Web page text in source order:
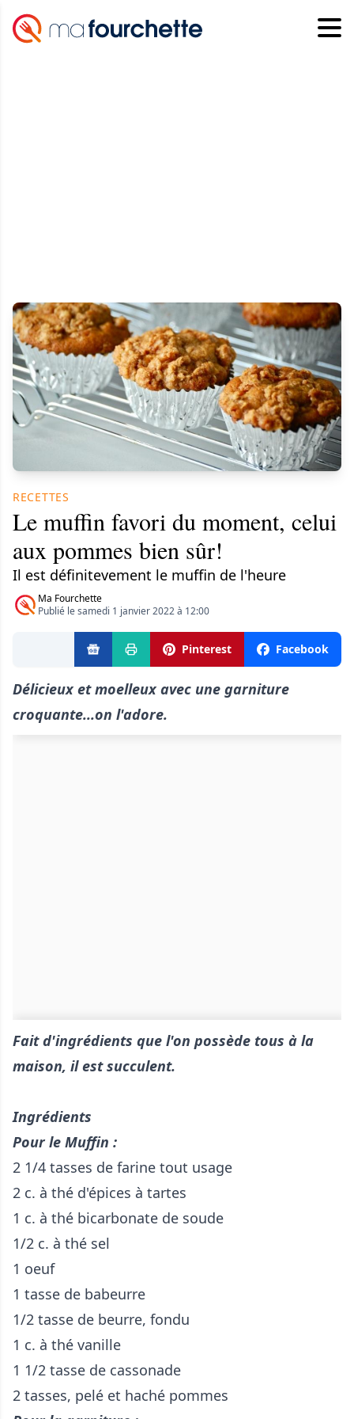
RECETTES
Le muffin favori du moment, celui
aux pommes bien sûr!
Il est définitevement le muffin de l'heure
Ma Fourchette
Publié le samedi 1 janvier 2022 à 12:00
Pinterest Facebook
Délicieux et moelleux avec une garniture
croquante...on l'adore.
Fait d'ingrédients que l'on possède tous à la
maison, il est succulent.
Ingrédients
Pour le Muffin :
2 1/4 tasses de farine tout usage
2 c. à thé d'épices à tartes
1 c. à thé bicarbonate de soude
1/2 c. à thé sel
1 oeuf
1 tasse de babeurre
1/2 tasse de beurre, fondu
1 c. à thé vanille
1 1/2 tasse de cassonade
2 tasses, pelé et haché pommes